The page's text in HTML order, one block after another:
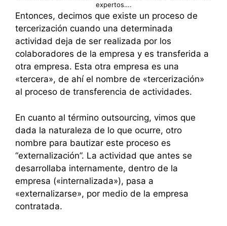
expertos….
Entonces, decimos que existe un proceso de
tercerización cuando una determinada
actividad deja de ser realizada por los
colaboradores de la empresa y es transferida a
otra empresa. Esta otra empresa es una
«tercera», de ahí el nombre de «tercerización»
al proceso de transferencia de actividades.
En cuanto al término outsourcing, vimos que
dada la naturaleza de lo que ocurre, otro
nombre para bautizar este proceso es
“externalización”. La actividad que antes se
desarrollaba internamente, dentro de la
empresa («internalizada»), pasa a
«externalizarse», por medio de la empresa
contratada.